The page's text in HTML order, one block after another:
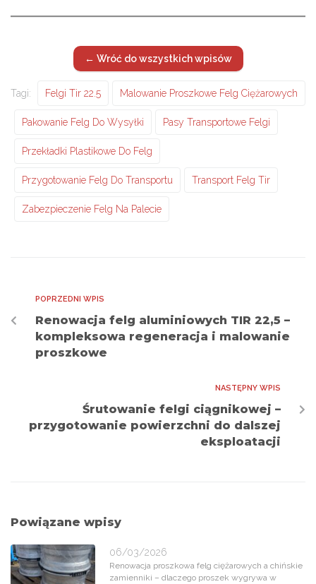
← Wróć do wszystkich wpisów
Tagi: Felgi Tir 22.5 Malowanie Proszkowe Felg Ciężarowych
Pakowanie Felg Do Wysyłki Pasy Transportowe Felgi
Przekładki Plastikowe Do Felg
Przygotowanie Felg Do Transportu Transport Felg Tir
Zabezpieczenie Felg Na Palecie
POPRZEDNI WPIS
Renowacja felg aluminiowych TIR 22,5 –
kompleksowa regeneracja i malowanie
proszkowe
NASTĘPNY WPIS
Śrutowanie felgi ciągnikowej –
przygotowanie powierzchni do dalszej
eksploatacji
Powiązane wpisy
06/03/2026
Renowacja proszkowa felg ciężarowych a chińskie
zamienniki – dlaczego proszek wygrywa w